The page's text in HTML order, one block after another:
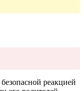
реакцией